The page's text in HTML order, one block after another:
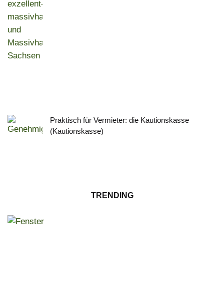
Praktisch für Vermieter: die Kautionskasse
(Kautionskasse)
TRENDING